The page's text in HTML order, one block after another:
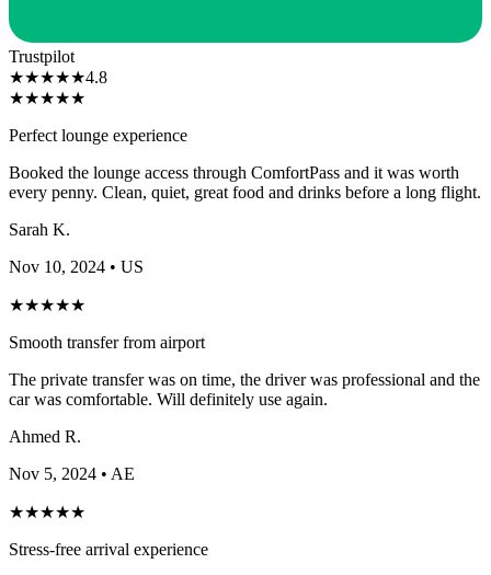
Trustpilot
★★★★★4.8
★★★★★
Perfect lounge experience
Booked the lounge access through ComfortPass and it was worth
every penny. Clean, quiet, great food and drinks before a long flight.
Sarah K.
Nov 10, 2024 • US
★★★★★
Smooth transfer from airport
The private transfer was on time, the driver was professional and the
car was comfortable. Will definitely use again.
Ahmed R.
Nov 5, 2024 • AE
★★★★★
Stress-free arrival experience